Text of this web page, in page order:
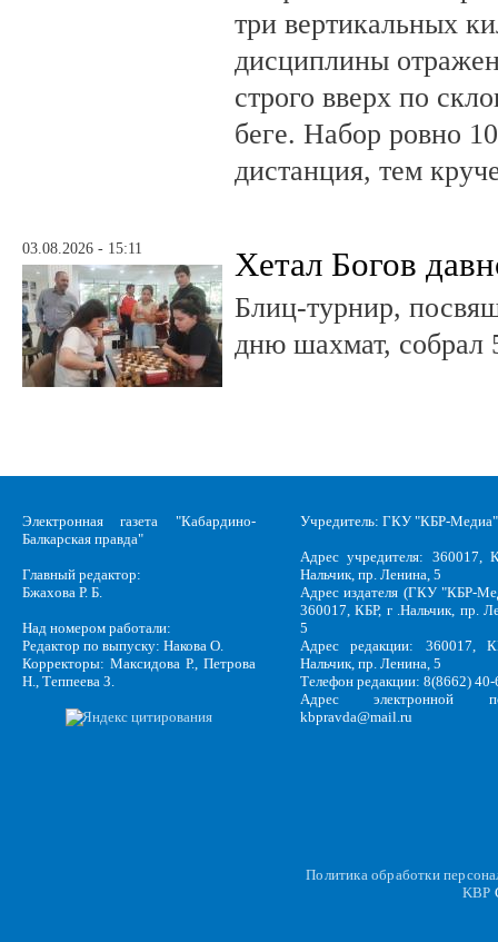
три вертикальных
дисциплины
строго вверх по
беге. Набор ровно
дистанция, тем
03.08.2026 - 15:11 Хетал Богов
Блиц-турнир,
дню шахмат, собрал
Электронная газета "Кабардино-
Балкарская правда"
Главный редактор:
Бжахова Р. Б.
Над номером работали:
Редактор по выпуску: Накова О.
Корректоры: Максидова Р., Петрова
Н., Теппеева З.
Учредитель: ГКУ "КБР-Медиа"
Адрес учредителя: 360017,
Нальчик, пр. Ленина, 5
Адрес издателя (ГКУ "КБР-
360017, КБР, г .Нальчик, пр.
5
Адрес редакции: 360017,
Нальчик, пр. Ленина, 5
Телефон редакции: 8(8662)
Адрес электронной
kbpravda@mail.ru
Политика обработки
KBP